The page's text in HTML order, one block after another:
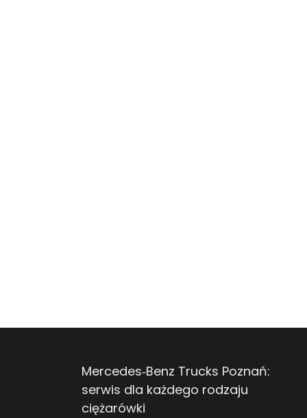
Mercedes‑Benz Trucks Poznań:
serwis dla każdego rodzaju
ciężarówki